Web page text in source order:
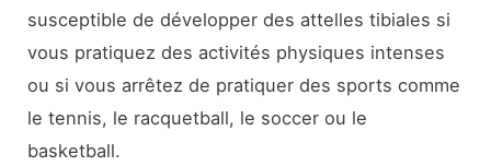
susceptible de développer des attelles tibiales si
vous pratiquez des activités physiques intenses
ou si vous arrêtez de pratiquer des sports comme
le tennis, le racquetball, le soccer ou le
basketball.